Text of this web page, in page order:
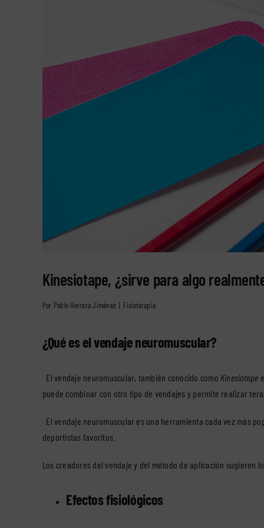
Kinesiotape, ¿sirve para algo
Por Pablo Herrera Jiménez Fisioterapia
¿Qué es el vendaje neuromuscular?
El vendaje neuromuscular, también conocido como Kinesiotape
puede combinar con otro tipo de vendajes y permite realizar
El vendaje neuromuscular es una herramienta cada vez más
deportistas favoritos.
Los creadores del vendaje y del método de aplicación sugieren
Efectos fisiológicos